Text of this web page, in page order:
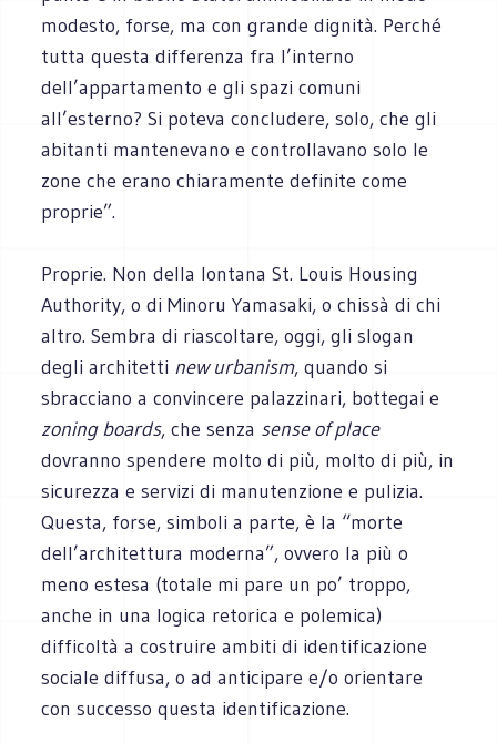
modesto, forse, ma con grande dignità. Perché
tutta questa differenza fra l’interno
dell’appartamento e gli spazi comuni
all’esterno? Si poteva concludere, solo, che gli
abitanti mantenevano e controllavano solo le
zone che erano chiaramente definite come
proprie”.
Proprie. Non della lontana St. Louis Housing
Authority, o di Minoru Yamasaki, o chissà di chi
altro. Sembra di riascoltare, oggi, gli slogan
degli architetti new urbanism, quando si
sbracciano a convincere palazzinari, bottegai e
zoning boards, che senza sense of place
dovranno spendere molto di più, molto di più, in
sicurezza e servizi di manutenzione e pulizia.
Questa, forse, simboli a parte, è la “morte
dell’architettura moderna”, ovvero la più o
meno estesa (totale mi pare un po’ troppo,
anche in una logica retorica e polemica)
difficoltà a costruire ambiti di identificazione
sociale diffusa, o ad anticipare e/o orientare
con successo questa identificazione.